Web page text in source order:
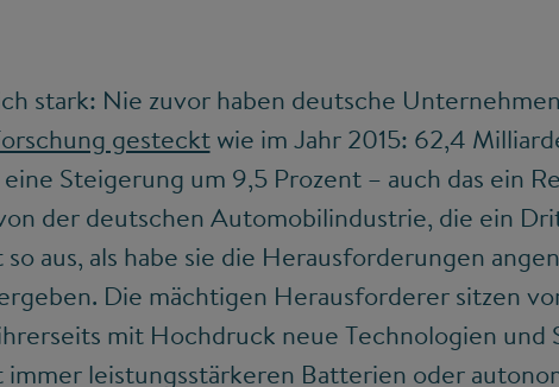
stark: Nie zuvor haben deutsche
gestecktwie im Jahr 2015: 62,4
Steigerung um 9,5 Prozent – auch das ein
der deutschen Automobilindustrie, die ein
aus, als habe sie die Herausforderungen
Die mächtigen Herausforderer sitzen
mit Hochdruck neue Technologien und
leistungsstärkeren Batterien oder